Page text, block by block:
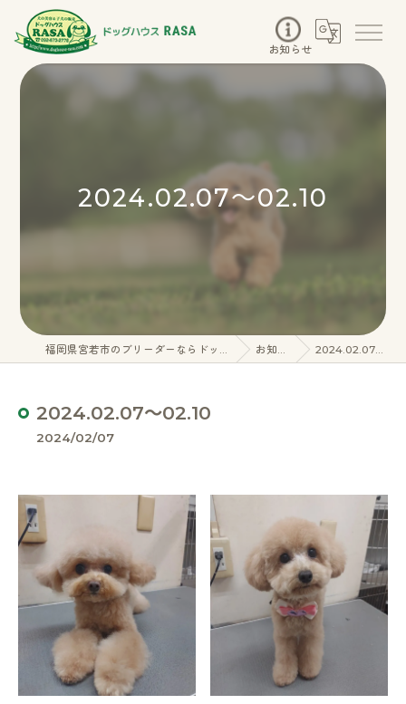
お知らせ
2024.02.07～02.10
福岡県宮若市のブリーダーならドッグハウスRASA お知らせ 2024.02.07～02.10
2024.02.07～02.10
2024/02/07